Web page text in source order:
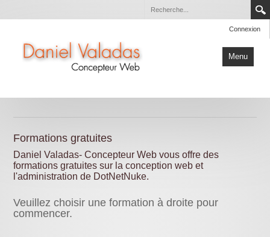
Connexion
Menu
Conception Web
Formation
Portfolio
Facturation
Formations gratuites
Daniel Valadas- Concepteur Web vous offre des
formations gratuites sur la conception web et
l'administration de DotNetNuke.
Veuillez choisir une formation à droite pour
commencer.